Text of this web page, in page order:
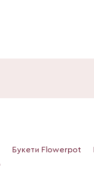
Букети Flowerpot